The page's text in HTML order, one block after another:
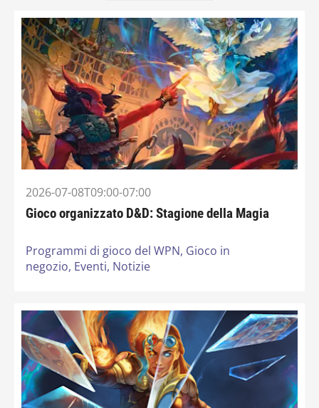
2026-07-08T09:00-07:00
Gioco organizzato D&D: Stagione della Magia
Programmi di gioco del WPN, Gioco in
negozio, Eventi, Notizie